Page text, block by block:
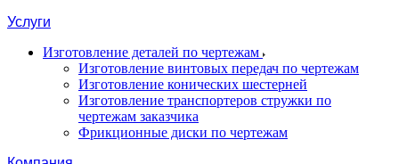
Услуги
Изготовление деталей по чертежам
Изготовление винтовых передач по чертежам
Изготовление конических шестерней
Изготовление транспортеров стружки по
чертежам заказчика
Фрикционные диски по чертежам